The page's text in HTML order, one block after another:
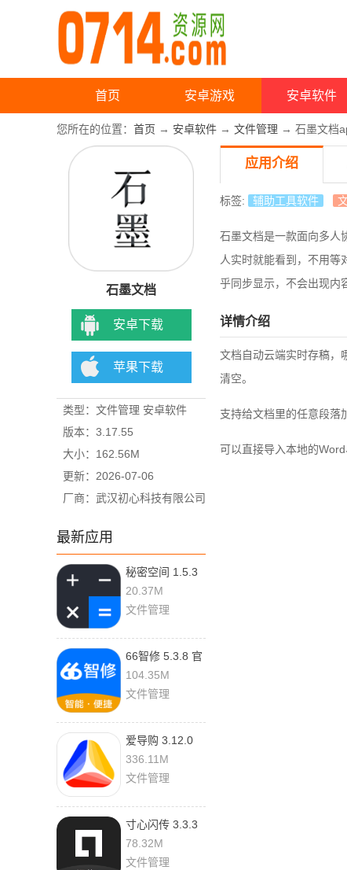
首页 安卓游戏 安卓软件
您所在的位置： 首页 → 安卓软件 → 文件管理 → 石墨文档
石墨文档
安卓下载
苹果下载
类型：文件管理 安卓软件
版本：3.17.55
大小：162.56M
更新：2026-07-06
厂商：武汉初心科技有限公司
最新应用
秘密空间 1.5.3
最新版
20.37M
文件管理
66智修 5.3.8 官
方版
104.35M
文件管理
爱导购 3.12.0
最新版
336.11M
文件管理
寸心闪传 3.3.3
安卓版
78.32M
文件管理
应用介绍
标签: 辅助工具软件
石墨文档是一款面向多人
人实时就能看到，不用等
乎同步显示，不会出现内
详情介绍
文档自动云端实时存稿，
清空。
支持给文档里的任意段落
可以直接导入本地的